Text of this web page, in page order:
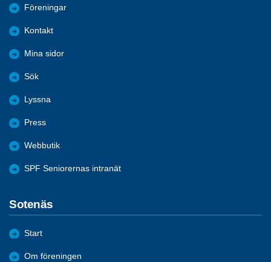
Föreningar
Kontakt
Mina sidor
Sök
Lyssna
Press
Webbutik
SPF Seniorernas intranät
Sotenäs
Start
Om föreningen